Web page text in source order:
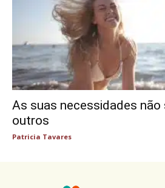
As suas necessidades não
outros
Patricia Tavares